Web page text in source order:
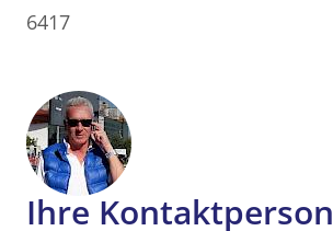
6417
Ihre Kontaktperson